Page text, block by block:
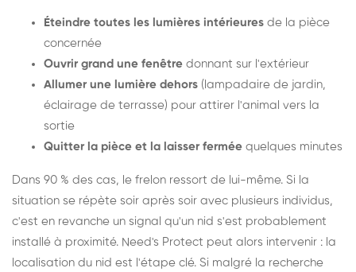
Éteindre toutes les lumières intérieures de la pièce
concernée
Ouvrir grand une fenêtre donnant sur l'extérieur
Allumer une lumière dehors (lampadaire de jardin,
éclairage de terrasse) pour attirer l'animal vers la
sortie
Quitter la pièce et la laisser fermée quelques minutes
Dans 90 % des cas, le frelon ressort de lui-même. Si la
situation se répète soir après soir avec plusieurs individus,
c'est en revanche un signal qu'un nid s'est probablement
installé à proximité. Need's Protect peut alors intervenir : la
localisation du nid est l'étape clé. Si malgré la recherche